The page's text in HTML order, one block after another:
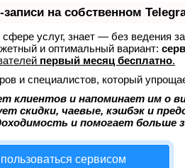
на собственном
сфере услуг, знает — без ведения
и оптимальный вариант:
первый месяц бесплатно.
и специалистов, который
клиентов и напоминает им о
скидки, чаевые, кэшбэк и
и помогает больше
сервисом